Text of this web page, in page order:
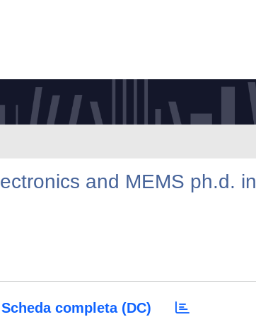
and MEMS ph.d. in
Scheda completa (DC)